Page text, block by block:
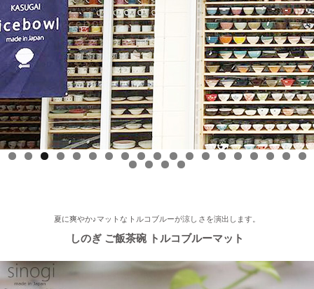
2025/9/17
≪中日新聞に掲載されました≫ 2025年9月17日 中日新聞朝刊18
面 近郊版 『わが街ぶらり探訪』コーナーにて白いごはん器のお
店 らいすぼーる 小牧店が紹介されました！ 近郊版(犬山、小牧
市、春日井市、豊山町、扶桑町、大口町)の地域の方、ぜひご覧
ください～★
2025/8/17
介されました。
2025/7/23
≪軽井沢店オープンしております！≫ 今シーズンも元気に営業
0 1 2 3 4 5 6 7 8 9
0 1 2 3
夏に爽やか♪マットなトルコブルーが涼しさを演出します。
しのぎ ご飯茶碗 トルコブルーマット